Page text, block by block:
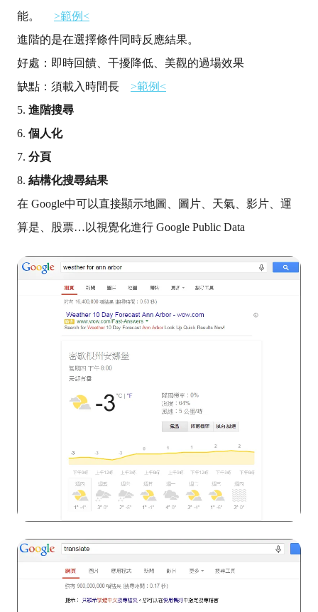
能。 >範例 <
進階的是在選擇條件同時反應結果。
好處：即時回饋、干擾降低、美觀的過場效果
缺點：須載入時間長 >範例 <
5. 進階搜尋
6. 個人化
7. 分頁
8. 結構化搜尋結果
在 Google中可以直接顯示地圖、圖片、天氣、影片、運
算是、股票…以視覺化進行 Google Public Data